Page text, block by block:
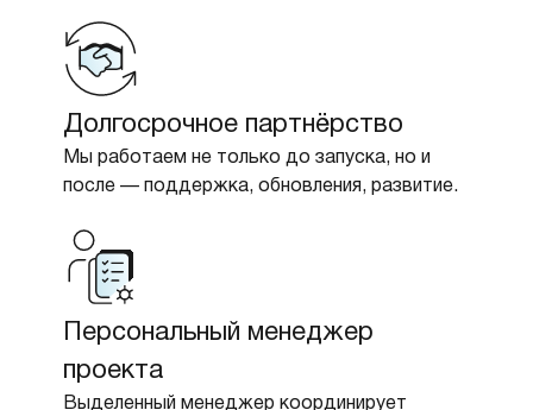
Долгосрочное партнёрство
Мы работаем не только до запуска, но и
после — поддержка, обновления, развитие.
Персональный менеджер
проекта
Выделенный менеджер координирует